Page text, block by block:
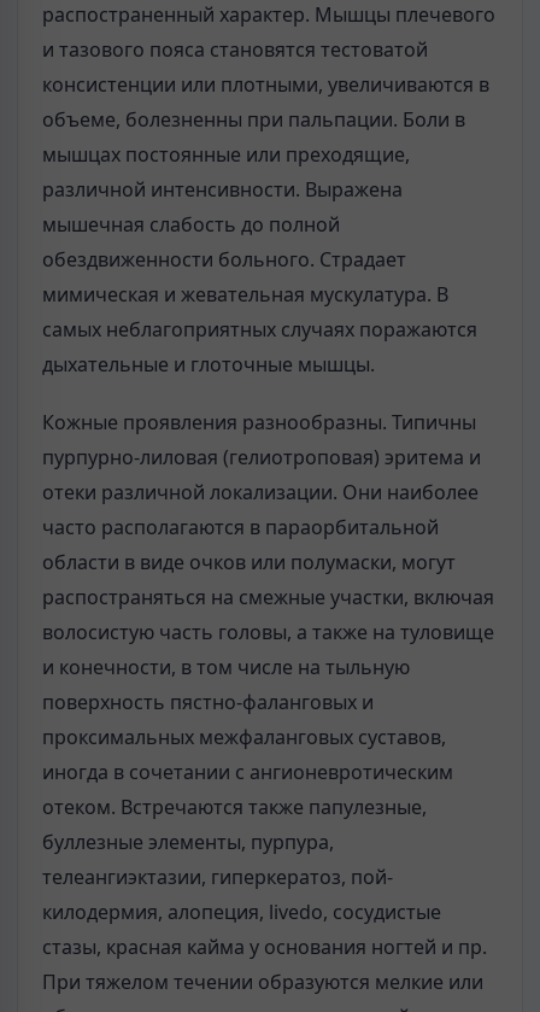
распостраненный характер. Мышцы плечевого
и тазового пояса становятся тестоватой
консистенции или плотными, увеличиваются в
объеме, болезненны при пальпации. Боли в
мышцах постоянные или преходящие,
различной интенсивности. Выражена
мышечная слабость до полной
обездвиженности больного. Страдает
мимическая и жевательная мускулатура. В
самых неблагоприятных случаях поражаются
дыхательные и глоточные мышцы.
Кожные проявления разнообразны. Типичны
пурпурно-лиловая (гелиотроповая) эритема и
отеки различной локализации. Они наиболее
часто располагаются в параорбитальной
области в виде очков или полумаски, могут
распостраняться на смежные участки, включая
волосистую часть головы, а также на туловище
и конечности, в том числе на тыльную
поверхность пястно-фаланговых и
проксимальных межфаланговых суставов,
иногда в сочетании с ангионевротическим
отеком. Встречаются также папулезные,
буллезные элементы, пурпура,
телеангиэктазии, гиперкератоз, пой-
килодермия, алопеция, livedo, сосудистые
стазы, красная кайма у основания ногтей и пр.
При тяжелом течении образуются мелкие или